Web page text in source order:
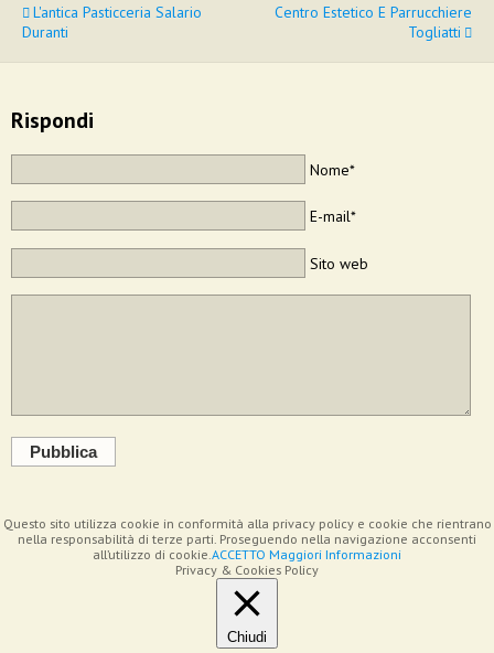
L'antica Pasticceria Salario
Duranti
Centro Estetico E Parrucchiere
Togliatti
Rispondi
Nome*
E-mail*
Sito web
Pubblica
Questo sito utilizza cookie in conformità alla privacy policy e cookie che rientrano
nella responsabilità di terze parti. Proseguendo nella navigazione acconsenti
all’utilizzo di cookie.ACCETTO Maggiori Informazioni
Privacy & Cookies Policy
Chiudi